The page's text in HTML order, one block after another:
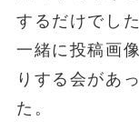
するだけでした
一緒に投稿画
りする会があ
た。